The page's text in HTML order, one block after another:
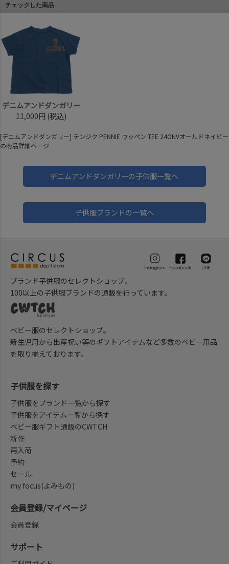
チェックした商品
デニムアンドダンガリー
11,000円 (税込)
[デニムアンドダンガリー] テンジク PENNIE ワッペン TEE 24ONVオールドネイビー
の商品詳細ページ
デニムアンドダンガリーの子供服一覧へ
子供服ブランドの一覧へ
ブランド子供服のセレクトショップ。
100以上の子供服ブランドの通販を行っています。
ベビー服のセレクトショップ。
新生児用から出産祝い等のギフトアイテムなど多数のベビー用品
を取り揃えております。
子供服を探す
子供服をブランド一覧から探す
子供服をアイテム一覧から探す
ベビー服ギフト通販のCWTCH
新作
再入荷
予約
セール
my focus(よみもの)
会員登録/マイページ
会員登録
サポート